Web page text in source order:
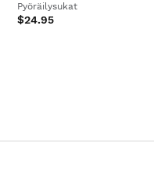
Pyöräilysukat
$24.95